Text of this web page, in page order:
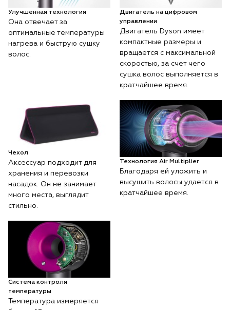
Улучшенная технология
Она отвечает за
оптимальные температуры
нагрева и быструю сушку
волос.
Двигатель на цифровом
управлении
Двигатель Dyson имеет
компактные размеры и
вращается с максимальной
скоростью, за счет чего
сушка волос выполняется в
кратчайшее время.
Чехол
Аксессуар подходит для
хранения и перевозки
насадок. Он не занимает
много места, выглядит
стильно.
Технология Air Multiplier
Благодаря ей уложить и
высушить волосы удается в
кратчайшее время.
Система контроля
температуры
Температура измеряется